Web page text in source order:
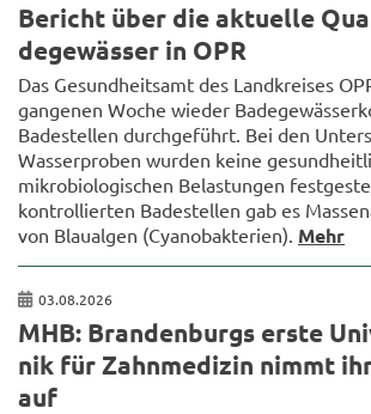
Be­richt über die ak­tu­el­le
de­ge­wäs­ser in OPR
Das Ge­sund­heits­amt des Land­krei­ses
gan­ge­nen Woche wie­der
Ba­de­stel­len durch­ge­führt. Bei den
Was­ser­pro­ben wur­den keine
mi­kro­bio­lo­gi­schen Be­las­tun­gen
kon­trol­lier­ten Ba­de­stel­len gab es
von Blau­al­gen (Cya­no­bak­te­ri­en). Mehr
03.08.2026
MHB: Bran­den­burgs erste
nik für Zahn­me­di­zin nimmt
auf